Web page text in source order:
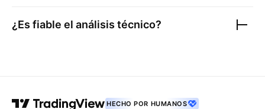
¿Es fiable el análisis técnico?
HECHO POR HUMANOS